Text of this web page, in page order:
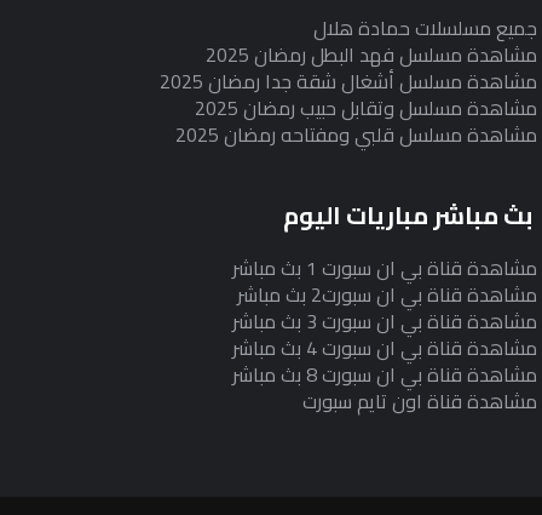
جميع مسلسلات حمادة هلال
مشاهدة مسلسل فهد البطل رمضان 2025
مشاهدة مسلسل أشغال شقة جدا رمضان 2025
مشاهدة مسلسل وتقابل حبيب رمضان 2025
مشاهدة مسلسل قلبي ومفتاحه رمضان 2025
بث مباشر مباريات اليوم
مشاهدة قناة بي ان سبورت 1 بث مباشر
مشاهدة قناة بي ان سبورت2 بث مباشر
مشاهدة قناة بي ان سبورت 3 بث مباشر
مشاهدة قناة بي ان سبورت 4 بث مباشر
مشاهدة قناة بي ان سبورت 8 بث مباشر
مشاهدة قناة اون تايم سبورت